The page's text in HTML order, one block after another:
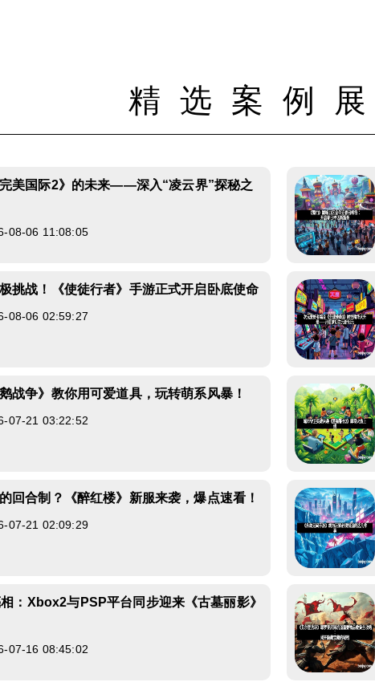
精选案例
美国际2》的未来——深入“凌云界”探秘之
08-06 11:08:05
挑战！《使徒行者》手游正式开启卧底使命
08-06 02:59:27
战争》教你用可爱道具，玩转萌系风暴！
07-21 03:22:52
回合制？《醉红楼》新服来袭，爆点速看！
07-21 02:09:29
：Xbox2与PSP平台同步迎来《古墓丽影》
07-16 08:45:02